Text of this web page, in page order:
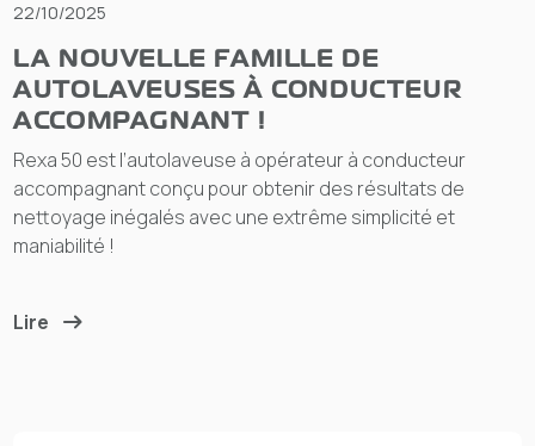
22/10/2025
LA NOUVELLE FAMILLE DE
AUTOLAVEUSES À CONDUCTEUR
ACCOMPAGNANT !
Rexa 50 est l’autolaveuse à opérateur à conducteur
accompagnant conçu pour obtenir des résultats de
nettoyage inégalés avec une extrême simplicité et
maniabilité !
Lire